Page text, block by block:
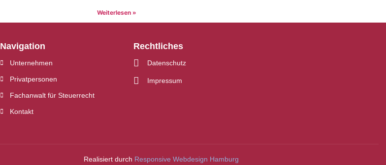
Weiterlesen »
Navigation
Unternehmen
Privatpersonen
Fachanwalt für Steuerrecht
Kontakt
Rechtliches
Datenschutz
Impressum
Realisiert durch Responsive Webdesign Hamburg